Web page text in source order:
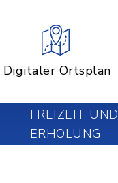
Digitaler Ortsplan
FREIZEIT UND
ERHOLUNG